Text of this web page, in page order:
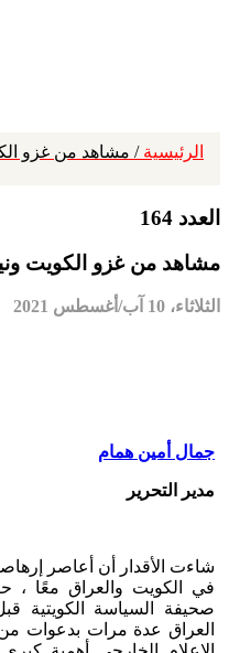
الرئيسية / مشاهد من غزو
العدد 164
مشاهد من غزو الكويت
الثلاثاء، 10 آب/أغسطس 2021
جمال أمين همام
مدير التحرير
شاءت الأقدار أن أعاصر
في الكويت والعراق معًا
صحيفة السياسة الكويتية
العراق عدة مرات بدعوات من